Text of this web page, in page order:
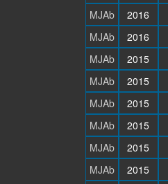
MJAb
2016
MJAb
2016
MJAb
2015
MJAb
2015
MJAb
2015
MJAb
2015
MJAb
2015
MJAb
2015